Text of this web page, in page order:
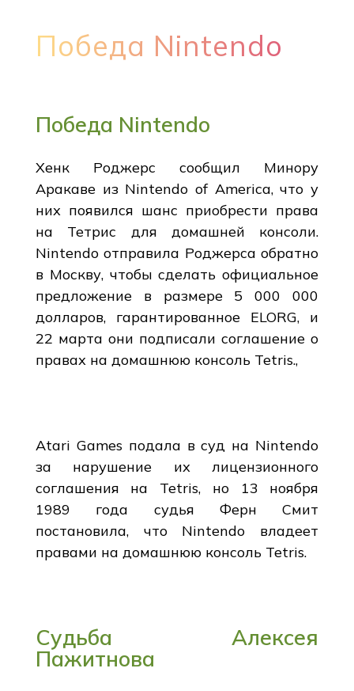
Победа Nintendo
Победа Nintendo
Хенк Роджерс сообщил Минору
Аракаве из Nintendo of America, что у
них появился шанс приобрести права
на Тетрис для домашней консоли.
Nintendo отправила Роджерса обратно
в Москву, чтобы сделать официальное
предложение в размере 5 000 000
долларов, гарантированное ELORG, и
22 марта они подписали соглашение о
правах на домашнюю консоль Tetris.,
Atari Games подала в суд на Nintendo
за нарушение их лицензионного
соглашения на Tetris, но 13 ноября
1989 года судья Ферн Смит
постановила, что Nintendo владеет
правами на домашнюю консоль Tetris.
Судьба Алексея
Пажитнова